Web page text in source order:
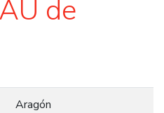
de
Aragón